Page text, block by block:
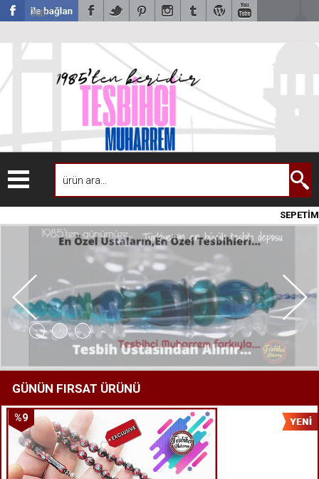
USD
SEPETİM
GÜNÜN FIRSAT ÜRÜNÜ
%9
İndirim